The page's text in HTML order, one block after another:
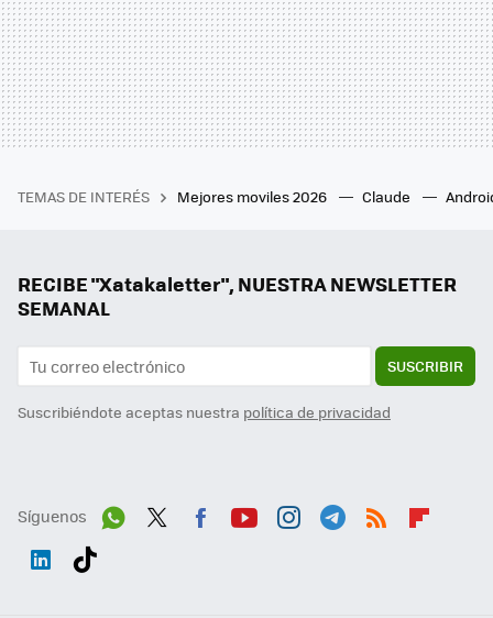
TEMAS DE INTERÉS Mejores moviles 2026 Claude
RECIBE "Xatakaletter", NUESTRA NEWSLETTER
SEMANAL
SUSCRIBIR
Suscribiéndote aceptas nuestra política de privacidad
Síguenos